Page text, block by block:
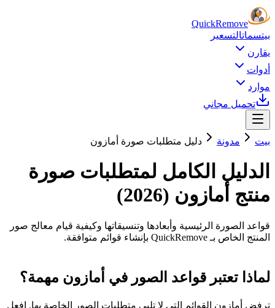
QuickRemove
بيتسماتالتسعير
يقارن
أدوات
موارد
تحميل مجاني
بيت مدونة دليل متطلبات صورة أمازون
الدليل الكامل لمتطلبات صورة
منتج أمازون (2026)
قواعد الصورة الرئيسية وأبعادها وتنسيقاتها وكيفية قيام معالج صور
المنتج الخاص بـ QuickRemove بإنشاء قوائم متوافقة.
لماذا تعتبر قواعد الصور في أمازون مهمة؟
ترفض أمازون القوائم التي لا تلبي متطلبات الصور الخاصة بها. افعل